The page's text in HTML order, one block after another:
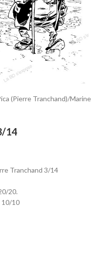
(Pierre Tranchand)/Marine
14
Tranchand 3/14
20.
10/10